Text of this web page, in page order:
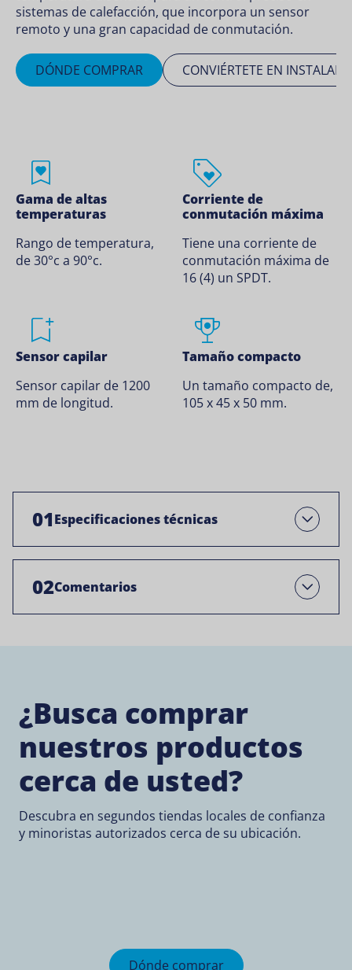
sistemas de calefacción, que incorpora un sensor
remoto y una gran capacidad de conmutación.
DÓNDE COMPRAR CONVIÉRTETE EN
Gama de altas
temperaturas
Rango de temperatura,
de 30°c a 90°c.
Corriente de
conmutación máxima
Tiene una corriente de
conmutación máxima de
16 (4) un SPDT.
Sensor capilar
Sensor capilar de 1200
mm de longitud.
Tamaño compacto
Un tamaño compacto de,
105 x 45 x 50 mm.
01Especificaciones técnicas Abre
02Comentarios Open
¿Busca comprar
nuestros productos
cerca de usted?
Descubra en segundos tiendas locales de confianza
y minoristas autorizados cerca de su ubicación.
Dónde comprar